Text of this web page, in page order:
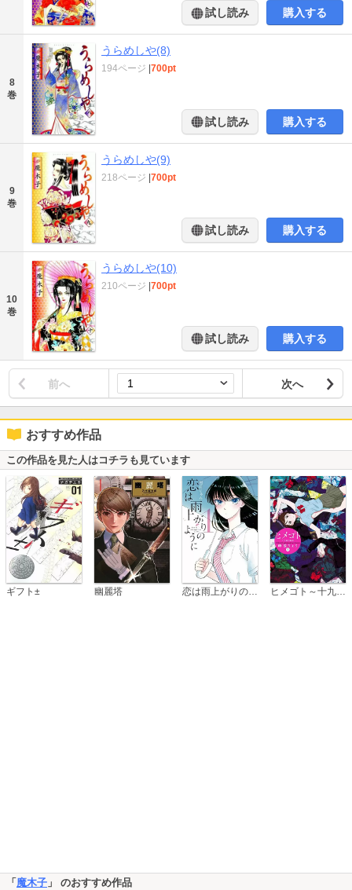
試し読み 購入する
8
巻
うらめしや(8)
194ページ 700pt
試し読み 購入する
9
巻
うらめしや(9)
218ページ 700pt
試し読み 購入する
10
巻
うらめしや(10)
210ページ 700pt
試し読み 購入する
前へ 次へ
おすすめ作品
この作品を見た人はコチラも見ています
ギフト± 幽麗塔 恋は雨上がりのように ヒメゴト～十九歳の制服～
「 魔木子 」 のおすすめ作品